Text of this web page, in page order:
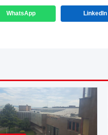
WhatsApp LinkedIn